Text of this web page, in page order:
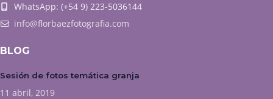
WhatsApp: (+54 9) 223-5036144
info@florbaezfotografia.com
BLOG
Sesión de fotos temática granja
11 abril, 2019